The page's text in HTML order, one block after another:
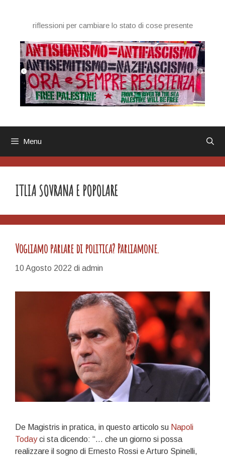
contenutoriflessioni per cambiare lo stato di cose presente
Menu
ITLIA SOVRANA E POPOLARE
Vogliamo parlare di politica? Parliamone.
10 Agosto 2022 di admin
De Magistris in pratica, in questo articolo su Napoli
Todayci sta dicendo: “… che un giorno si possa
realizzare il sogno di Ernesto Rossi e Arturo Spinelli,